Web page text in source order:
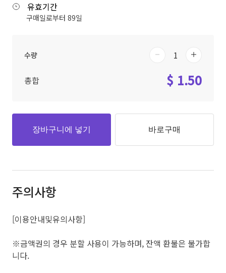
유효기간
구매일로부터 89일
수량
총합 $ 1.50
장바구니에 넣기 바로구매
주의사항
[이용안내및유의사항]
※금액권의 경우 분할 사용이 가능하며, 잔액 환불은 불가합
니다.